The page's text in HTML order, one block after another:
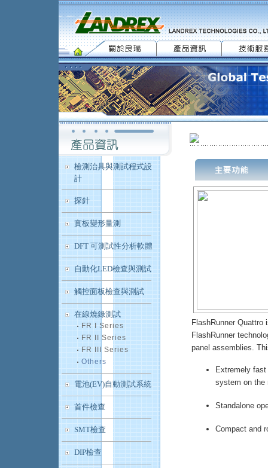
檢測治具與測試程式設
計
探針
實板變形量測
DFT 可測試性分析軟體
自動化LED檢查與測試
觸控面板檢查與測試
在線燒錄測試
FR I Series
FR II Series
FR III Series
Others
電池(EV)自動測試系統
首件檢查
SMT檢查
DIP檢查
FlashRunner Quattro
FlashRunner
panel assemblies.
Extremely
system on the
Standalone
Compact and